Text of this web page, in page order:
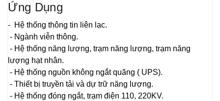
Ứng Dụng
- Hệ thống thông tin liên lạc.
- Ngành viễn thông.
- Hệ thống năng lượng, trạm năng lượng, trạm năng
lượng hạt nhân.
- Hệ thống nguồn không ngắt quãng ( UPS).
- Thiết bị truyền tải và dự trữ năng lượng.
- Hệ thống đóng ngắt, trạm điện 110, 220KV.